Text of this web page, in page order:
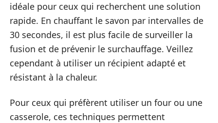
idéale pour ceux qui recherchent une solution
rapide. En chauffant le savon par intervalles de
30 secondes, il est plus facile de surveiller la
fusion et de prévenir le surchauffage. Veillez
cependant à utiliser un récipient adapté et
résistant à la chaleur.
Pour ceux qui préfèrent utiliser un four ou une
casserole, ces techniques permettent